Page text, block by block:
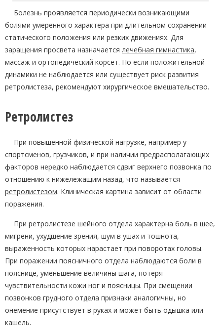
Болезнь проявляется периодически возникающими
болями умеренного характера при длительном сохранении
статического положения или резких движениях. Для
заращения просвета назначается лечебная гимнастика,
массаж и ортопедический корсет. Но если положительной
динамики не наблюдается или существует риск развития
ретролистеза, рекомендуют хирургическое вмешательство.
Ретролистез
При повышенной физической нагрузке, например у
спортсменов, грузчиков, и при наличии предрасполагающих
факторов нередко наблюдается сдвиг верхнего позвонка по
отношению к нижележащим назад, что называется
ретролистезом. Клиническая картина зависит от области
поражения.
При ретролистезе шейного отдела характерна боль в шее,
мигрени, ухудшение зрения, шум в ушах и тошнота,
выраженность которых нарастает при поворотах головы.
При поражении поясничного отдела наблюдаются боли в
пояснице, уменьшение величины шага, потеря
чувствительности кожи ног и поясницы. При смещении
позвонков грудного отдела признаки аналогичны, но
онемение присутствует в руках и может быть одышка или
кашель.